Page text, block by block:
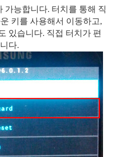
가능합니다. 터치를 통해 직
키를 사용해서 이동하고,
있습니다. 직접 터치가 편
다.